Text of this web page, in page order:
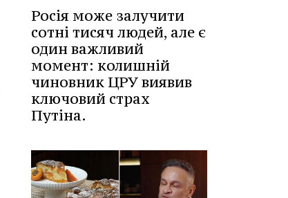
Росія може залучити
сотні тисяч людей, але є
один важливий
момент: колишній
чиновник ЦРУ виявив
ключовий страх
Путіна.